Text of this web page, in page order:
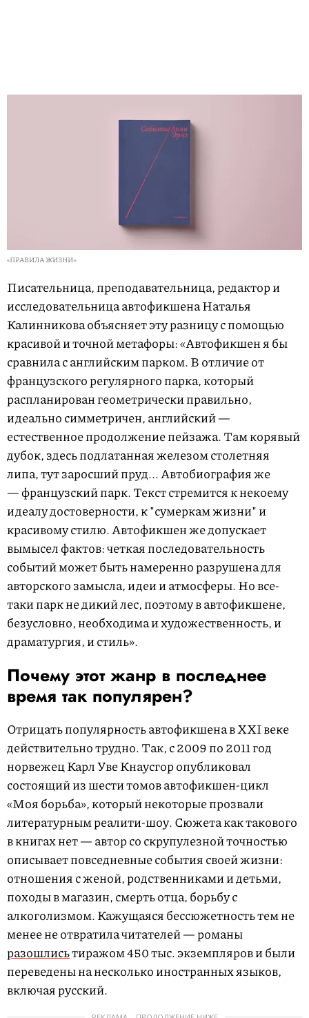
«ПРАВИЛА ЖИЗНИ»
Писательница, преподавательница, редактор и
исследовательница автофикшена Наталья
Калинникова объясняет эту разницу с помощью
красивой и точной метафоры: «Автофикшен я бы
сравнила с английским парком. В отличие от
французского регулярного парка, который
распланирован геометрически правильно,
идеально симметричен, английский —
естественное продолжение пейзажа. Там корявый
дубок, здесь подлатанная железом столетняя
липа, тут заросший пруд... Автобиография же
— французский парк. Текст стремится к некоему
идеалу достоверности, к "сумеркам жизни" и
красивому стилю. Автофикшен же допускает
вымысел фактов: четкая последовательность
событий может быть намеренно разрушена для
авторского замысла, идеи и атмосферы. Но все-
таки парк не дикий лес, поэтому в автофикшене,
безусловно, необходима и художественность, и
драматургия, и стиль».
Почему этот жанр в последнее
время так популярен?
Отрицать популярность автофикшена в XXI веке
действительно трудно. Так, с 2009 по 2011 год
норвежец Карл Уве Кнаусгор опубликовал
состоящий из шести томов автофикшен-цикл
«Моя борьба», который некоторые прозвали
литературным реалити-шоу. Сюжета как такового
в книгах нет — автор со скрупулезной точностью
описывает повседневные события своей жизни:
отношения с женой, родственниками и детьми,
походы в магазин, смерть отца, борьбу с
алкоголизмом. Кажущаяся бессюжетность тем не
менее не отвратила читателей — романы
разошлисьтиражом 450 тыс. экземпляров и были
переведены на несколько иностранных языков,
включая русский.